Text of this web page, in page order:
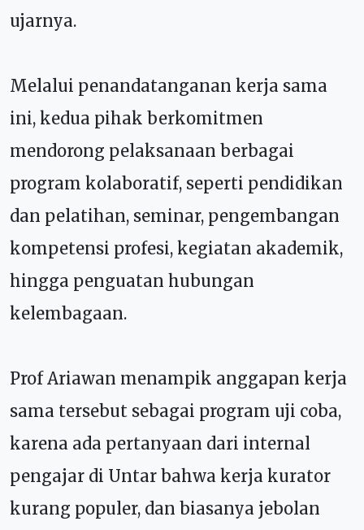
ujarnya.
Melalui penandatanganan kerja sama
ini, kedua pihak berkomitmen
mendorong pelaksanaan berbagai
program kolaboratif, seperti pendidikan
dan pelatihan, seminar, pengembangan
kompetensi profesi, kegiatan akademik,
hingga penguatan hubungan
kelembagaan.
Prof Ariawan menampik anggapan kerja
sama tersebut sebagai program uji coba,
karena ada pertanyaan dari internal
pengajar di Untar bahwa kerja kurator
kurang populer, dan biasanya jebolan